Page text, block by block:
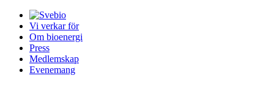
Vi verkar för
Om bioenergi
Press
Medlemskap
Evenemang